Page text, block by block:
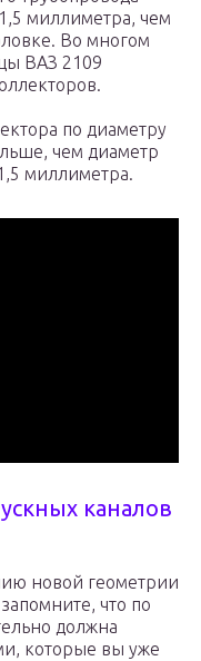
миллиметра, чем
Во многом
ВАЗ 2109
по диаметру
чем диаметр
миллиметра.
каналов
новой геометрии
что по
должна
которые вы уже